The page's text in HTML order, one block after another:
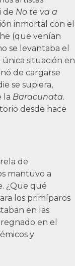
de No te va a
inmortal con el
(que venían
se levantaba el
situación en
de cargarse
se supiera,
la Baracunata.
desde hace
de
mantuvo a
¿Que qué
los primíparos
en las
en el
y